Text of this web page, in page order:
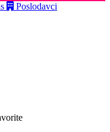
Poslodavci